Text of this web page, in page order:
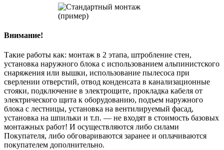
Внимание!
Такие работы как: монтаж в 2 этапа, штробление стен,
установка наружного блока с использованием альпинистского
снаряжения или вышки, использование пылесоса при
сверлении отверстий, отвод конденсата в канализационные
стояки, подключение в электрощите, прокладка кабеля от
электрического щита к оборудованию, подъем наружного
блока с лестницы, установка на вентилируемый фасад,
установка на шпильки и т.п. — не входят в стоимость базовых
монтажных работ! И осуществляются либо силами
Покупателя, либо обговариваются заранее и оплачиваются
покупателем дополнительно.